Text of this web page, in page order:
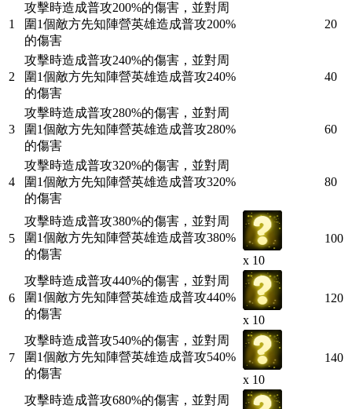
1
攻擊時造成普攻200%的傷害，並對周
圍1個敵方先知陣營英雄造成普攻200%
的傷害
20
2
攻擊時造成普攻240%的傷害，並對周
圍1個敵方先知陣營英雄造成普攻240%
的傷害
40
3
攻擊時造成普攻280%的傷害，並對周
圍1個敵方先知陣營英雄造成普攻280%
的傷害
60
4
攻擊時造成普攻320%的傷害，並對周
圍1個敵方先知陣營英雄造成普攻320%
的傷害
80
5
攻擊時造成普攻380%的傷害，並對周
圍1個敵方先知陣營英雄造成普攻380%
的傷害
x 10
100
6
攻擊時造成普攻440%的傷害，並對周
圍1個敵方先知陣營英雄造成普攻440%
的傷害
x 10
120
7
攻擊時造成普攻540%的傷害，並對周
圍1個敵方先知陣營英雄造成普攻540%
的傷害
x 10
140
攻擊時造成普攻680%的傷害，並對周